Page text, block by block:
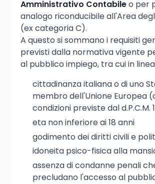
Amministrativo Contabileo per
analogo riconducibile all'Area
(ex categoria C).
A questo si sommano i requisiti
previsti dalla normativa vigente
al pubblico impiego, tra cui in
cittadinanza italiana o di uno
membro dell'Unione Europea
condizioni previste dal d.P.C.M.
eta non inferiore ai 18 anni
godimento dei diritti civili e
idoneita psico-fisica alla
assenza di condanne penali
precludano l'accesso al